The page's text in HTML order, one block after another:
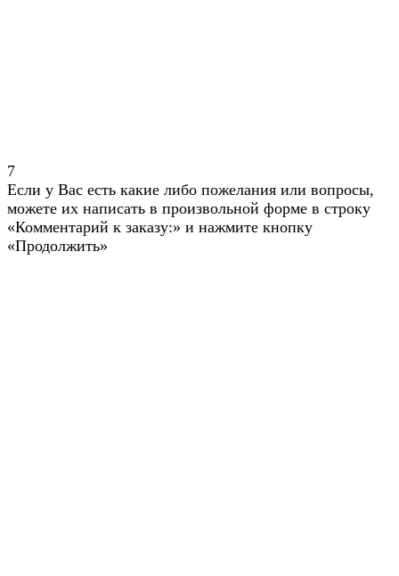
7
Если у Вас есть какие либо пожелания или вопросы,
можете их написать в произвольной форме в строку
«Комментарий к заказу:» и нажмите кнопку
«Продолжить»